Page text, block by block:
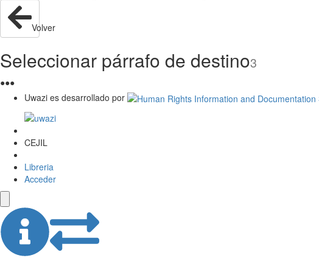
Volver
Seleccionar párrafo de destino3
●●●
Uwazi es desarrollado por
CEJIL
Libreria
Acceder